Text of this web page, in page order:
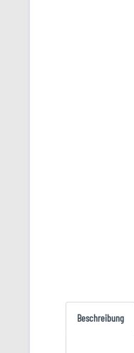
Beschreibung